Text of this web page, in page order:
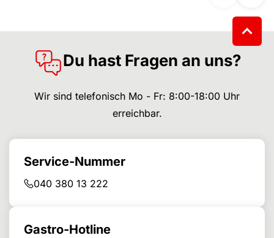
Du hast Fragen an uns?
Wir sind telefonisch Mo - Fr: 8:00-18:00 Uhr
erreichbar.
Service-Nummer
040 380 13 222
Gastro-Hotline